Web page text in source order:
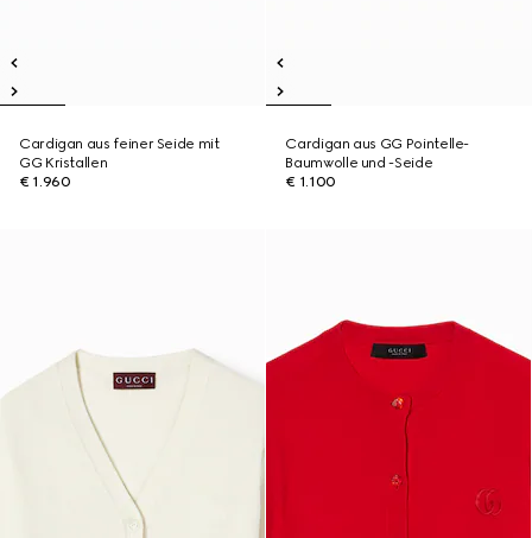
Cardigan aus feiner Seide mit
GG Kristallen
€ 1.960
Cardigan aus GG Pointelle-
Baumwolle und -Seide
€ 1.100